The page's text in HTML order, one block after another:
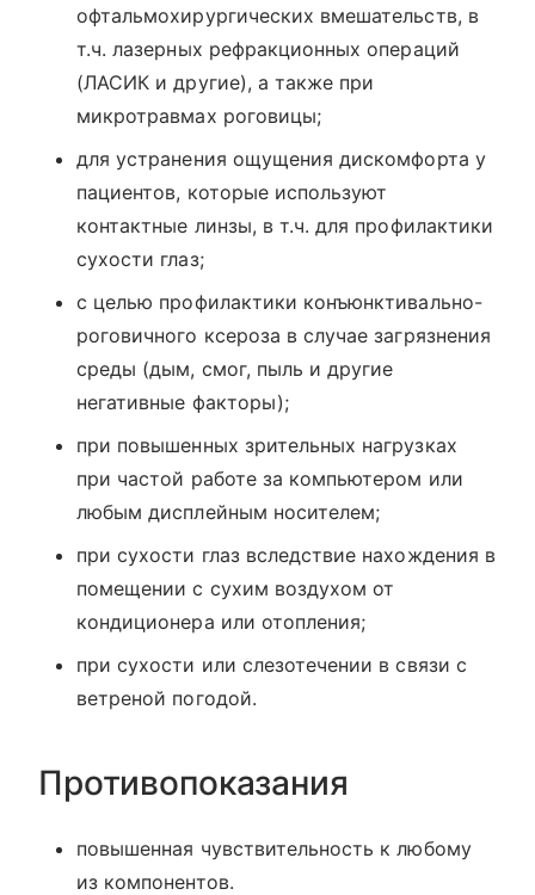
офтальмохирургических вмешательств, в
т.ч. лазерных рефракционных операций
(ЛАСИК и другие), а также при
микротравмах роговицы;
для устранения ощущения дискомфорта у
пациентов, которые используют
контактные линзы, в т.ч. для профилактики
сухости глаз;
с целью профилактики конъюнктивально-
роговичного ксероза в случае загрязнения
среды (дым, смог, пыль и другие
негативные факторы);
при повышенных зрительных нагрузках
при частой работе за компьютером или
любым дисплейным носителем;
при сухости глаз вследствие нахождения в
помещении с сухим воздухом от
кондиционера или отопления;
при сухости или слезотечении в связи с
ветреной погодой.
Противопоказания
повышенная чувствительность к любому
из компонентов.